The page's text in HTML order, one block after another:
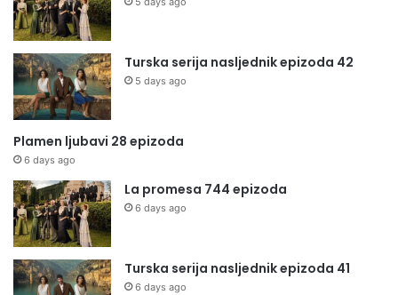
Turska serija nasljednik epizoda 42
5 days ago
Plamen ljubavi 28 epizoda
6 days ago
La promesa 744 epizoda
6 days ago
Turska serija nasljednik epizoda 41
6 days ago